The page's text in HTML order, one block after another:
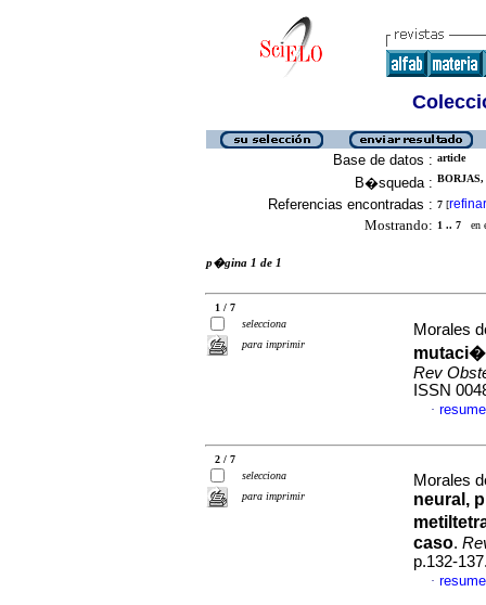
Base de datos : article
B�squeda :
Referencias encontradas : 7 [refinar
Mostrando: 1 .. 7 en
p�gina 1 de 1
1 / 7
selecciona
para imprimir
Morales
Rev
ISSN
·
2 / 7
selecciona
para imprimir
Morales
neural,
caso.
p.132-
·